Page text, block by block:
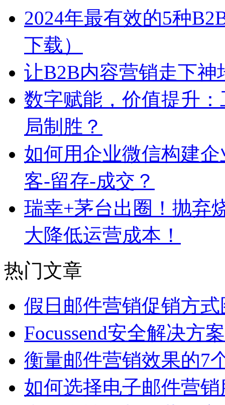
2024年最有效的5种
下载）
让B2B内容营销走下神
数字赋能，价值提升
局制胜？
如何用企业微信构建
客-留存-成交？
瑞幸+茅台出圈！抛弃
大降低运营成本！
热门文章
假日邮件营销促销方
Focussend安全解决方
衡量邮件营销效果的7
如何选择电子邮件营